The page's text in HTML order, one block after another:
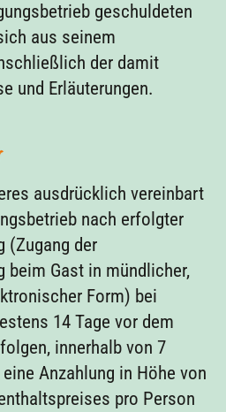
geschuldeten
aus seinem
der damit
und Erläuterungen.
ausdrücklich vereinbart
nach erfolgter
(Zugang der
beim Gast in mündlicher,
Form) bei
14 Tage vor dem
innerhalb von 7
Anzahlung in Höhe von
pro Person